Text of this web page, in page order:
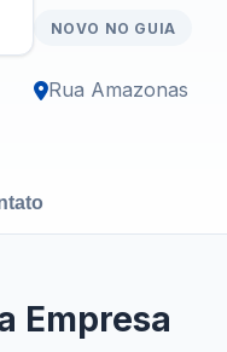
NOVO NO GUIA
Rua Amazonas
Empresa